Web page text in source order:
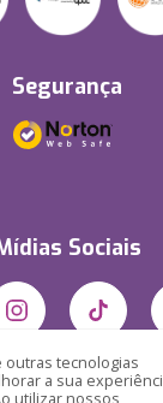
outras tecnologias
a sua
utilizar nossos
Segurança
Sociais